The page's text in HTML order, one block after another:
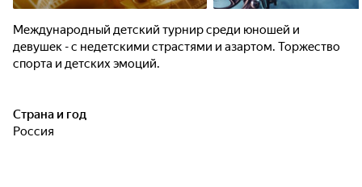
Международный детский турнир среди юношей и
девушек - с недетскими страстями и азартом. Торжество
спорта и детских эмоций.
Страна и год
Россия